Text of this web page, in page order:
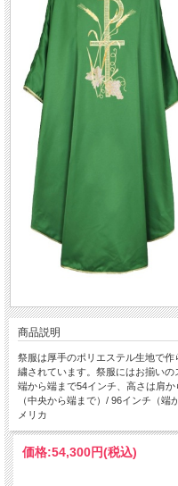
商品説明
祭服は厚手のポリエステル生地で
繍されています。祭服にはお揃い
端から端まで54インチ、高さは肩
（中央から端まで）/ 96インチ（
メリカ
価格:54,300円(税込)